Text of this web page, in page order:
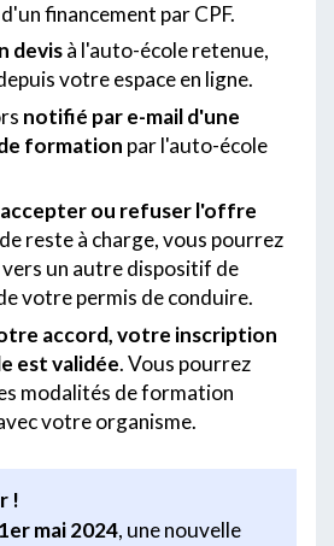
financement par CPF.
devisà l'auto-école retenue,
votre espace en ligne.
notifié par e-mail d'une
formation par l'auto-école
accepter ou refuser l'offre
reste à charge, vous pourrez
un autre dispositif de
votre permis de conduire.
accord, votre inscription
est validée. Vous pourrez
modalités de formation
votre organisme.
!
mai 2024, une nouvelle